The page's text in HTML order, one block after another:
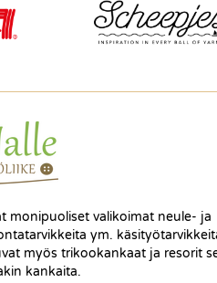
monipuoliset valikoimat neule- ja
ym.
myös trikookankaat ja resorit
kankaita.